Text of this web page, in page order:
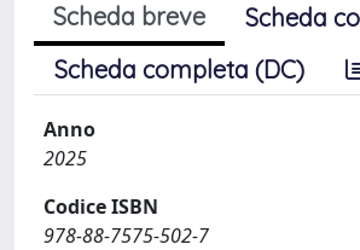
Scheda breve
Scheda
Scheda completa (DC)
Anno
2025
Codice ISBN
978-88-7575-502-7